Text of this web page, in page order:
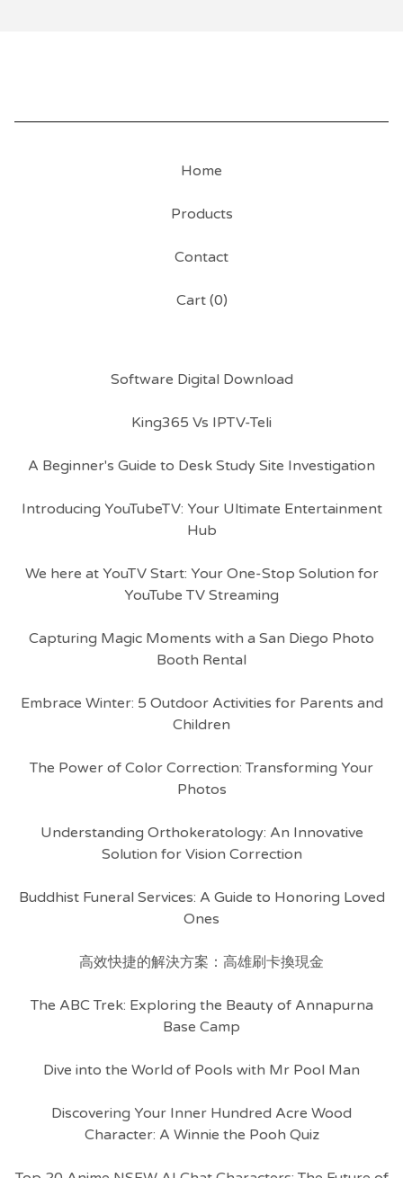
Home
Products
Contact
Cart (0)
Software Digital Download
King365 Vs IPTV-Teli
A Beginner's Guide to Desk Study Site Investigation
Introducing YouTubeTV: Your Ultimate Entertainment
Hub
We here at YouTV Start: Your One-Stop Solution for
YouTube TV Streaming
Capturing Magic Moments with a San Diego Photo
Booth Rental
Embrace Winter: 5 Outdoor Activities for Parents and
Children
The Power of Color Correction: Transforming Your
Photos
Understanding Orthokeratology: An Innovative
Solution for Vision Correction
Buddhist Funeral Services: A Guide to Honoring Loved
Ones
高效快捷的解決方案：高雄刷卡換現金
The ABC Trek: Exploring the Beauty of Annapurna
Base Camp
Dive into the World of Pools with Mr Pool Man
Discovering Your Inner Hundred Acre Wood
Character: A Winnie the Pooh Quiz